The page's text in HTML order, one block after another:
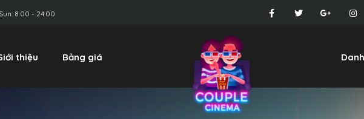
8:00 - 24:00
thiệu Bảng giá